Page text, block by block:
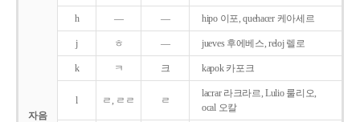
자음
h ― ― hipo 이포, quehacer 케아세르
j ㅎ ― jueves 후에베스, reloj 렐로
k ㅋ 크 kapok 카포크
l ㄹ, ㄹㄹ ㄹ
lacrar 라크라르, Lulio 룰리오,
ocal 오칼